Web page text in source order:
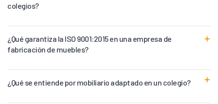
colegios?
¿Qué garantiza la ISO 9001:2015 en una empresa de
fabricación de muebles?
¿Qué se entiende por mobiliario adaptado en un colegio?